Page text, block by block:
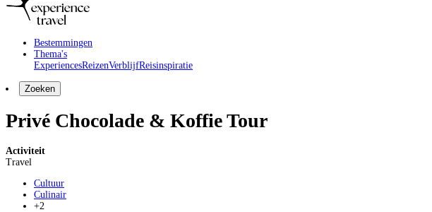
Bestemmingen
Thema's
ExperiencesReizenVerblijfReisinspiratie
Zoeken
Privé Chocolade & Koffie Tour
Activiteit
Travel
Cultuur
Culinair
+2